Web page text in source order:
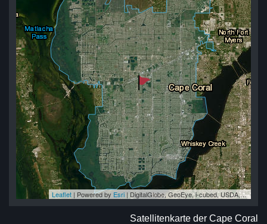
Leaflet | Powered by Esri | DigitalGlobe, GeoEye, i-cubed, USDA, USGS, AEX, Getmapping, Aerogrid, IGN, IGP, swisstopo, and the GIS User Community
Satellitenkarte der Cape Coral